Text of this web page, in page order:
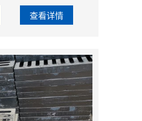
查看详情